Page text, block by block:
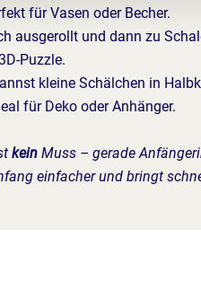
für Vasen oder Becher.
ausgerollt und dann zu
Puzzle.
kleine Schälchen in
für Deko oder Anhänger.
kein Muss – gerade
einfacher und bringt